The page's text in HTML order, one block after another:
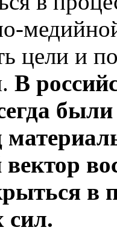
цели и
В
вектор
в
сил.